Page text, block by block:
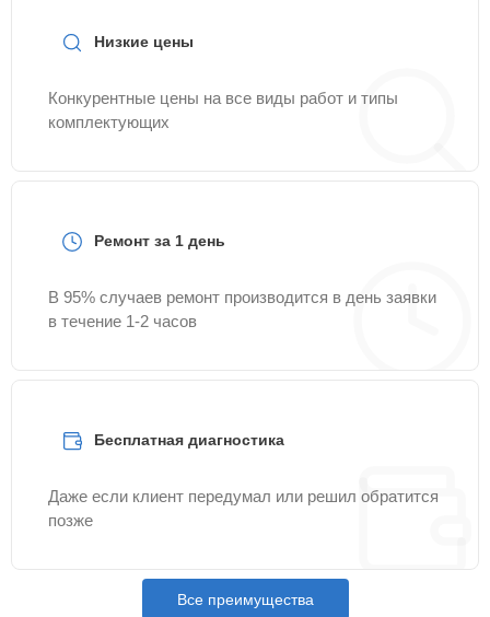
Низкие цены
Конкурентные цены на все виды работ и типы
комплектующих
Ремонт за 1 день
В 95% случаев ремонт производится в день заявки
в течение 1-2 часов
Бесплатная диагностика
Даже если клиент передумал или решил обратится
позже
Все преимущества